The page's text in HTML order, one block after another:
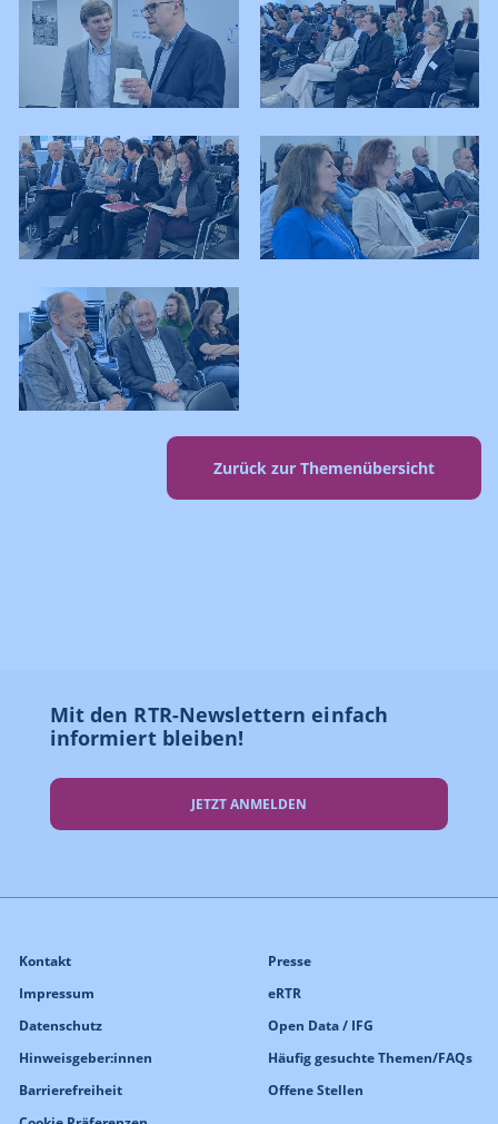
Zurück zur Themenübersicht
Mit den RTR-Newslettern einfach
informiert bleiben!
JETZT ANMELDEN
Kontakt
Impressum
Datenschutz
Hinweisgeber:innen
Barrierefreiheit
Presse
eRTR
Open Data / IFG
Häufig gesuchte Themen/FAQs
Offene Stellen